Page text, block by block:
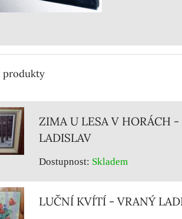
produkty
ZIMA U LESA V HORÁCH -
LADISLAV
Dostupnost: Skladem
LUČNÍ KVÍTÍ - VRANÝ